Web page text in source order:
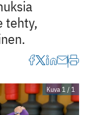
tehty,
Kuva 1 / 1